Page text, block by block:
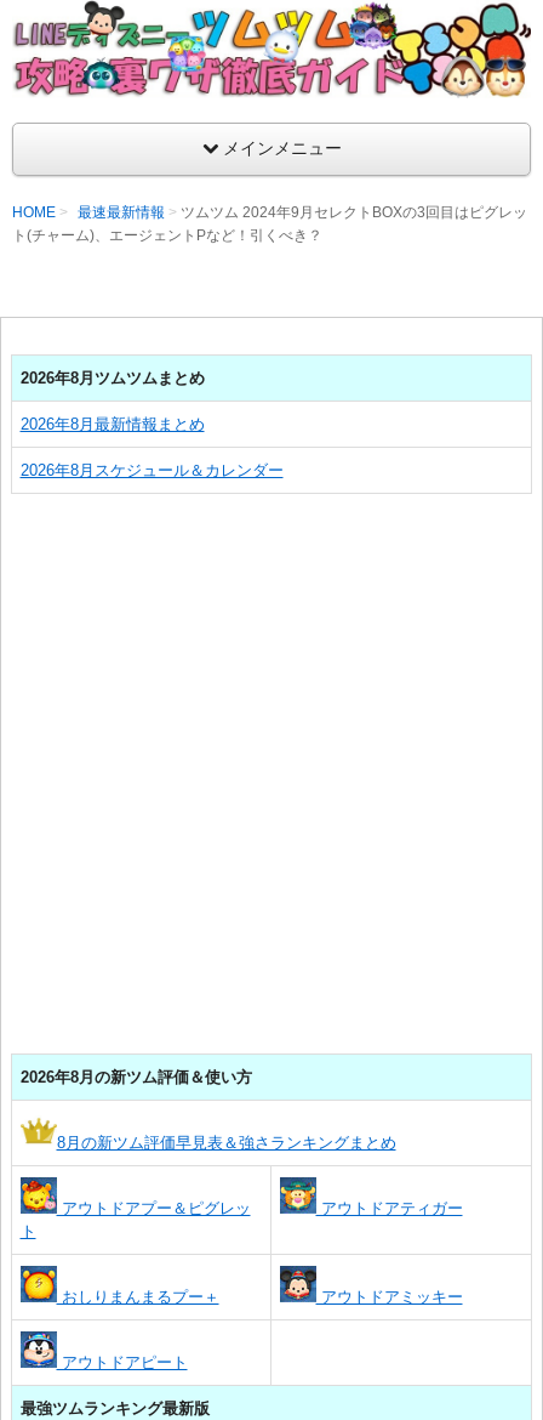
LINEディズニー ツムツム攻略・裏ワザ徹底
支持率No1！痒いところに手が届くツムツム攻略サイト！新ツ
ラ評価も丁寧に解説！ツムツムを120％楽しめるサイトを目指し
メインメニュー
HOME 最速最新情報
ツムツム 2024年9月セレクトBOXの3回目はピグレッ
ト(チャーム)、エージェントPなど！引くべき？
2026年8月ツムツムまとめ
2026年8月最新情報まとめ
2026年8月スケジュール＆カレンダー
2026年8月の新ツム評価＆使い方
8月の新ツム評価早見表＆強さランキングまとめ
アウトドアプー＆ピグレッ
ト
アウトドアティガー
おしりまんまるプー＋ アウトドアミッキー
アウトドアピート
最強ツムランキング最新版